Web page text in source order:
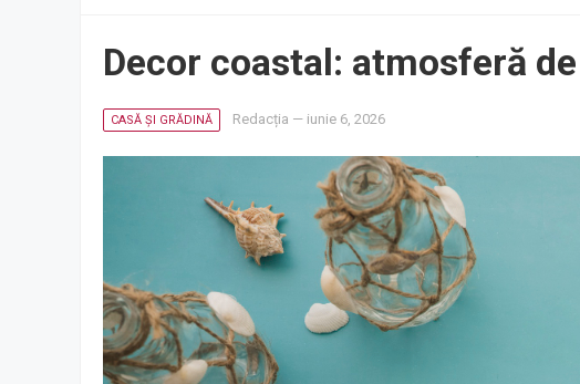
Decor coastal: atmosferă
CASĂ ȘI GRĂDINĂ Redacția — iunie 6, 2026